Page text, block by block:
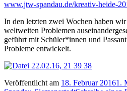
www.jtw-spandau.de/kreativ-heide-
In den letzten zwei Wochen haben
weltweiten Problemen
geführt mit Schüler*innen und
Probleme entwickelt.
Veröffentlicht am 18. Februar 20161.